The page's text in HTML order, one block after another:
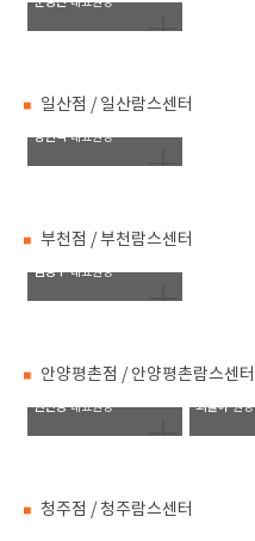
일산점 / 일산람스센터
양현석 대표원장
부천점 / 부천람스센터
김성우 대표원장
안양평촌점 / 안양평촌람스센터
권민성 대표원장 최슬아 원장
청주점 / 청주람스센터